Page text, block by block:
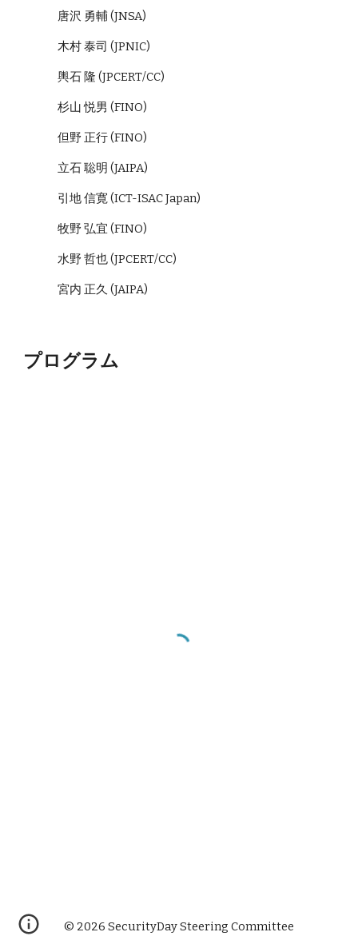
唐沢 勇輔 (JNSA)
木村 泰司 (JPNIC)
輿石 隆 (JPCERT/CC)
杉山 悦男 (FINO)
但野 正行 (FINO)
立石 聡明 (JAIPA)
引地 信寛 (ICT-ISAC Japan)
牧野 弘宜 (FINO)
水野 哲也 (JPCERT/CC)
宮内 正久 (JAIPA)
プログラム
© 2026 SecurityDay Steering Committee